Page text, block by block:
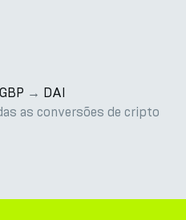
→ DAI
as conversões de cripto